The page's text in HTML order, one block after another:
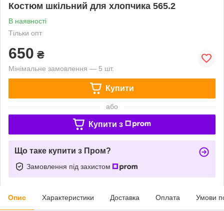
Костюм шкільний для хлопчика 565.2
В наявності
Тільки опт
650 ₴
Мінімальне замовлення — 5 шт.
Купити
або
Купити з
Що таке купити з Пром?
Замовлення під захистом
Опис Характеристики Доставка Оплата Умови